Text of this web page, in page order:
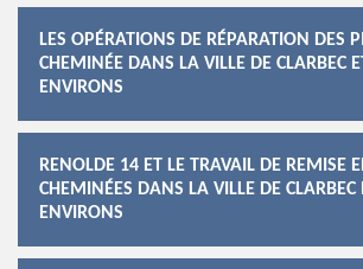
LES OPÉRATIONS DE RÉPARATION DES
CHEMINÉE DANS LA VILLE DE CLARBEC
ENVIRONS
RENOLDE 14 ET LE TRAVAIL DE REMISE
CHEMINÉES DANS LA VILLE DE CLARBEC
ENVIRONS